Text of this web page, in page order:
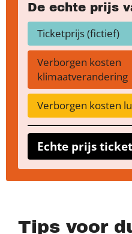
De echte prijs
Ticketprijs (fictief)
Verborgen kosten
klimaatverandering
Verborgen kosten
Echte prijs ticket
Tips voor